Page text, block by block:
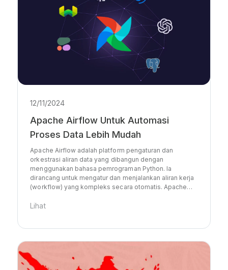
12/11/2024
Apache Airflow Untuk Automasi
Proses Data Lebih Mudah
Apache Airflow adalah platform pengaturan dan
orkestrasi aliran data yang dibangun dengan
menggunakan bahasa pemrograman Python. Ia
dirancang untuk mengatur dan menjalankan aliran kerja
(workflow) yang kompleks secara otomatis. Apache…
Lihat